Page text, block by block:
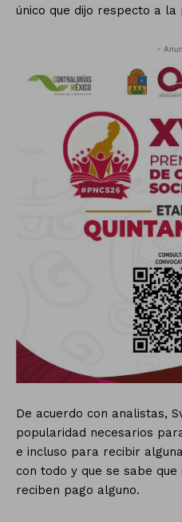
único que dijo respecto a
-
De acuerdo con analistas,
popularidad necesarios
e incluso para recibir
con todo y que se sabe
reciben pago alguno.